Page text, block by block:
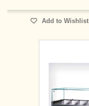
Add to Wishlist